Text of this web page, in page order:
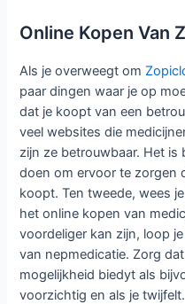
Online Kopen Van
Als je overweegt om
paar dingen waar je op
dat je koopt van een
veel websites die
zijn ze betrouwbaar. Het is
doen om ervoor te zorgen
koopt. Ten tweede, wees
het online kopen van
voordeliger kan zijn, loop
van nepmedicatie. Zorg
mogelijkheid biedyt als
voorzichtig en als je twijfelt.